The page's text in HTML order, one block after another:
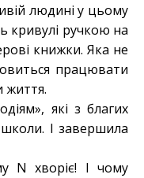
людині у цьому
кривулі ручкою на
книжки. Яка не
працювати
життя.
які з благих
школи. І завершила
N хворіє! І чому